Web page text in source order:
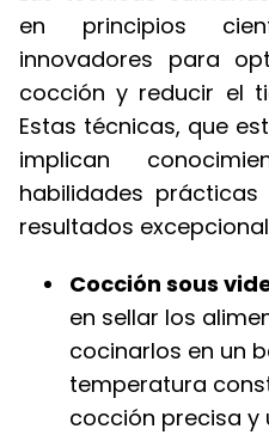
en principios
innovadores para
cocción y reducir el
Estas técnicas, que
implican
habilidades
resultados
Cocción sous
en sellar los
cocinarlos en un
temperatura
cocción precisa y